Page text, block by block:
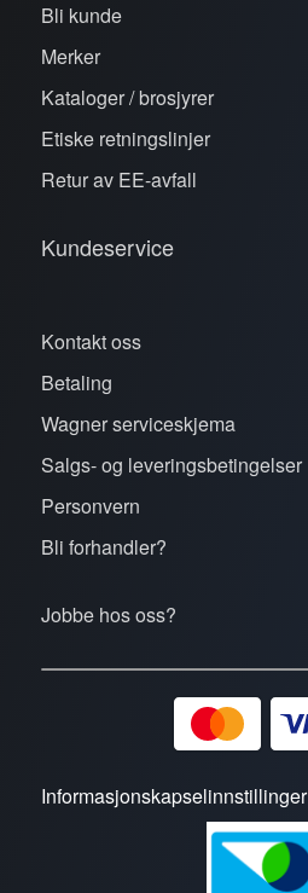
Bli kunde
Merker
Kataloger / brosjyrer
Etiske retningslinjer
Retur av EE-avfall
Kundeservice
Kontakt oss
Betaling
Wagner serviceskjema
Salgs- og leveringsbetingelser
Personvern
Bli forhandler?
Jobbe hos oss?
Informasjonskapselinnstillinger